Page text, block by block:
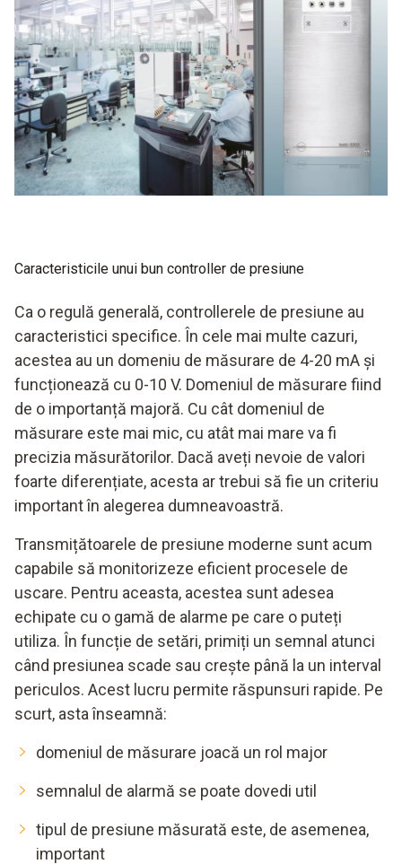
verificarea presiunii
măsurarea cu precizie pentru reacții rapide în caz de
modificări
cu gestionarea alarmelor în unele cazuri
măsurarea vitezelor de curgere este posibilă în unele
cazuri
Caracteristicile unui bun controller de presiune
Ca o regulă generală, controllerele de presiune au
caracteristici specifice. În cele mai multe cazuri,
acestea au un domeniu de măsurare de 4-20 mA și
funcționează cu 0-10 V. Domeniul de măsurare fiind
de o importanță majoră. Cu cât domeniul de
măsurare este mai mic, cu atât mai mare va fi
precizia măsurătorilor. Dacă aveți nevoie de valori
foarte diferențiate, acesta ar trebui să fie un criteriu
important în alegerea dumneavoastră.
Transmițătoarele de presiune moderne sunt acum
capabile să monitorizeze eficient procesele de
uscare. Pentru aceasta, acestea sunt adesea
echipate cu o gamă de alarme pe care o puteți
utiliza. În funcție de setări, primiți un semnal atunci
când presiunea scade sau crește până la un interval
periculos. Acest lucru permite răspunsuri rapide. Pe
scurt, asta înseamnă:
domeniul de măsurare joacă un rol major
semnalul de alarmă se poate dovedi util
tipul de presiune măsurată este, de asemenea,
important